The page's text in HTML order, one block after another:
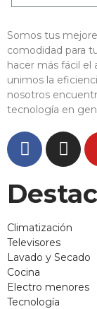
Somos tus
comodidad para
hacer más fácil
unimos la
nosotros
tecnología en
Climatización
Televisores
Lavado y Secado
Cocina
Electro menores
Tecnología